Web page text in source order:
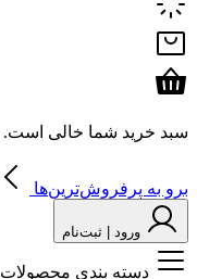
سبد خرید شما خالی است.
برو به پرفروش‌ترین‌ها
ورود | ثبت‌نام
دسته بندی محصولات